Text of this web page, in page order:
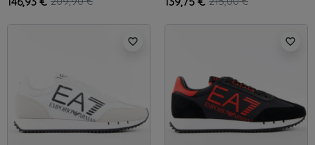
favorite_border favorite_border